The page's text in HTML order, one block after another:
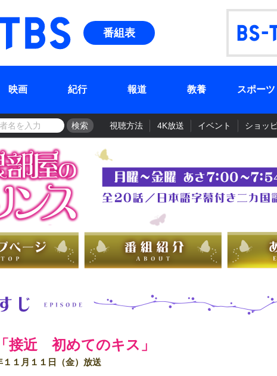
番組表
映画 紀行 報道 教養 スポーツ
検索 視聴方法 4K放送 イベント ショッ
接近 初めてのキス」
１１月１１日（金）放送